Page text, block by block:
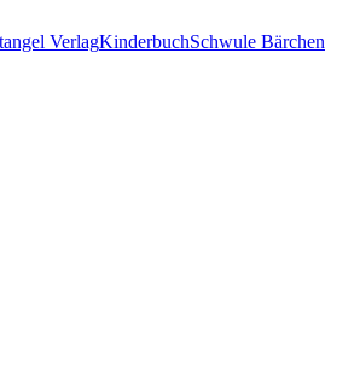
VerlagKinderbuchSchwule Bärchen